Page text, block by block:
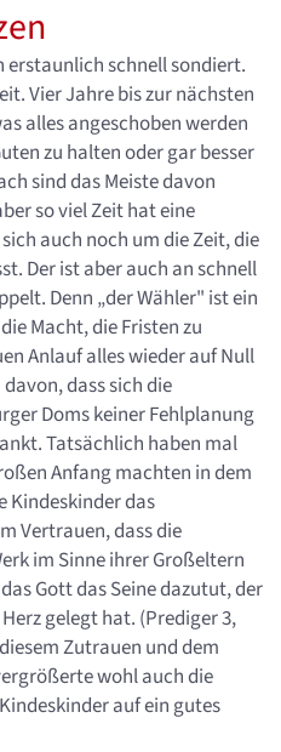
erstaunlich schnell sondiert.
Vier Jahre bis zur nächsten
alles angeschoben werden
zu halten oder gar besser
sind das Meiste davon
so viel Zeit hat eine
auch noch um die Zeit, die
Der ist aber auch an schnell
Denn „der Wähler" ist ein
Macht, die Fristen zu
Anlauf alles wieder auf Null
dass sich die
Doms keiner Fehlplanung
Tatsächlich haben mal
Anfang machten in dem
Kindeskinder das
Vertrauen, dass die
im Sinne ihrer Großeltern
Gott das Seine dazutut, der
gelegt hat. (Prediger 3,
Zutrauen und dem
wohl auch die
auf ein gutes